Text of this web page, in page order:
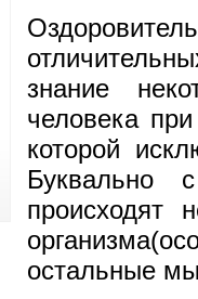
знание
человека
которой
Буквально
происходят
остальные